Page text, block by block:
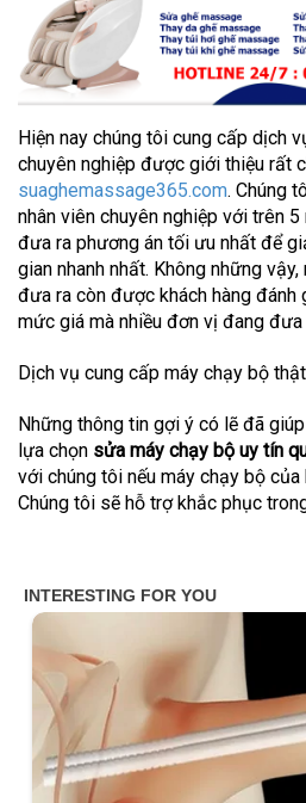
Hiện nay chúng tôi cung cấp dịch
chuyên nghiệp được giới thiệu rất
suaghemassage365.com. Chúng
nhân viên chuyên nghiệp với trên
đưa ra phương án tối ưu nhất để
gian nhanh nhất. Không những
đưa ra còn được khách hàng đánh
mức giá mà nhiều đơn vị đang đưa
Dịch vụ cung cấp máy chạy bộ
Những thông tin gợi ý có lẽ đã
lựa chọn sửa máy chạy bộ uy tín
với chúng tôi nếu máy chạy bộ
Chúng tôi sẽ hỗ trợ khắc phục